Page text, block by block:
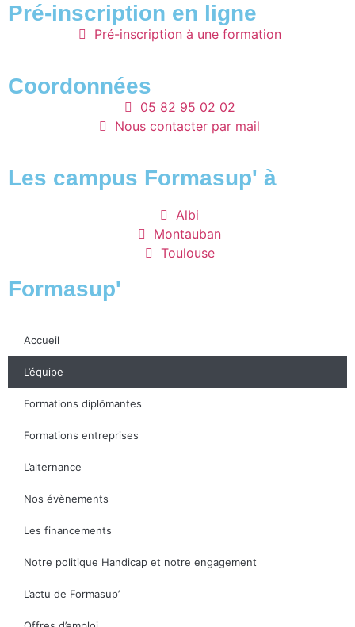
Formasup'
Accueil
L’équipe
Formations diplômantes
Formations entreprises
L’alternance
Nos évènements
Les financements
Notre politique Handicap et notre engagement
L’actu de Formasup’
Pré-inscription en ligne
Pré-inscription à une formation
Coordonnées
05 82 95 02 02
Nous contacter par mail
Les campus Formasup' à
Albi
Montauban
Toulouse